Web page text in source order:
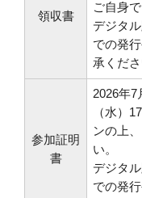
領収書
ご自身
デジタ
での発
承くださ
参加証明
書
2026年7
（水）
ンの上
い。
デジタ
での発